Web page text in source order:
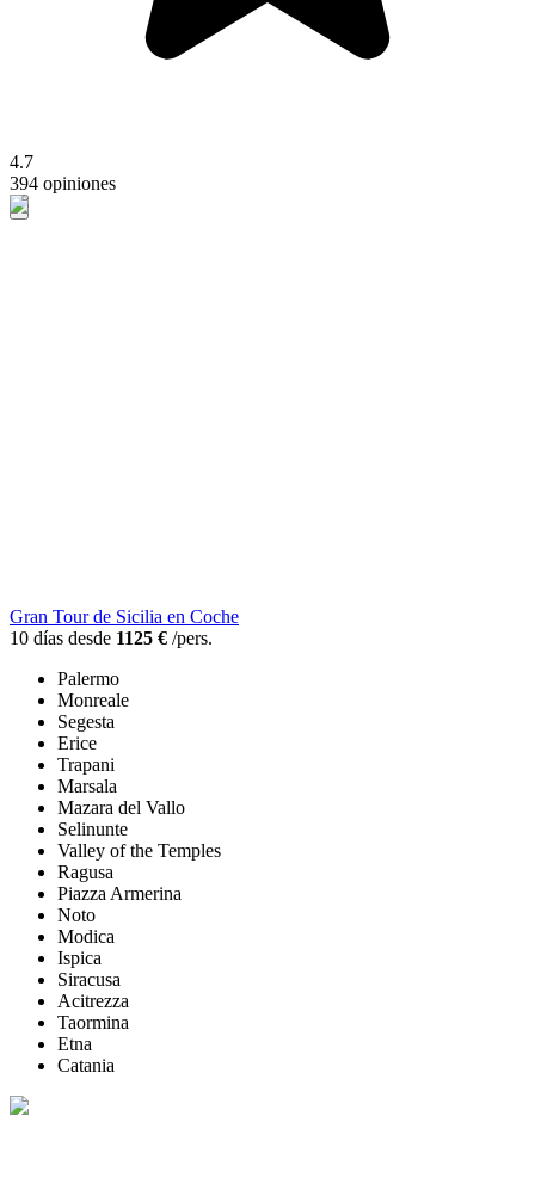
4.7
394 opiniones
Gran Tour de Sicilia en Coche
10 días desde 1125 € /pers.
Palermo
Monreale
Segesta
Erice
Trapani
Marsala
Mazara del Vallo
Selinunte
Valley of the Temples
Ragusa
Piazza Armerina
Noto
Modica
Ispica
Siracusa
Acitrezza
Taormina
Etna
Catania